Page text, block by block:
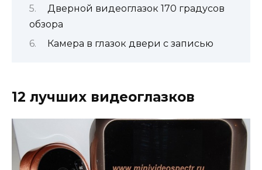
Дверной видеоглазок 170 градусов
обзора
Камера в глазок двери с записью
12 лучших видеоглазков